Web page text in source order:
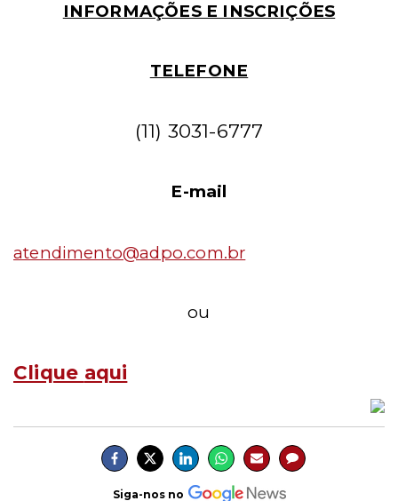
INFORMAÇÕES E INSCRIÇÕES
TELEFONE
(11) 3031-6777
E-mail
atendimento@adpo.com.br
ou
Clique aqui
Siga-nos no